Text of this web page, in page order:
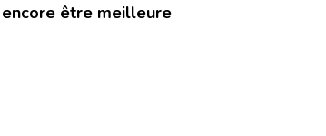
être meilleure